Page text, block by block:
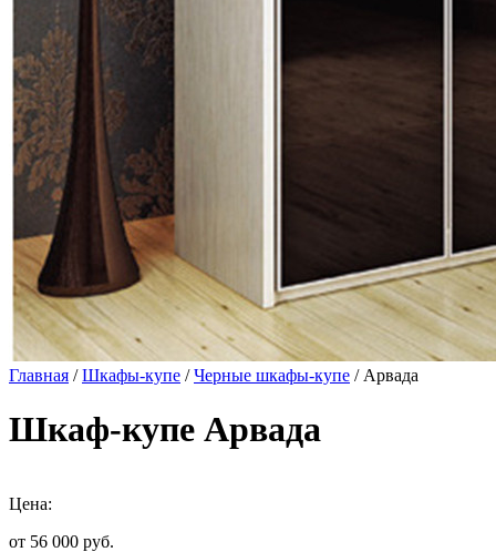
Главная /Шкафы-купе /Черные шкафы-купе / Арвада
Шкаф-купе Арвада
Цена:
от 56 000 руб.